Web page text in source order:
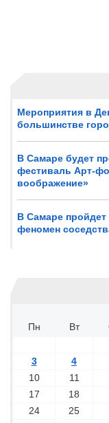
Мероприятия в
большинстве
В Самаре будет
фестиваль Арт-
воображение»
В Самаре
феномен
Пн
Вт
3
4
10
11
17
18
24
25